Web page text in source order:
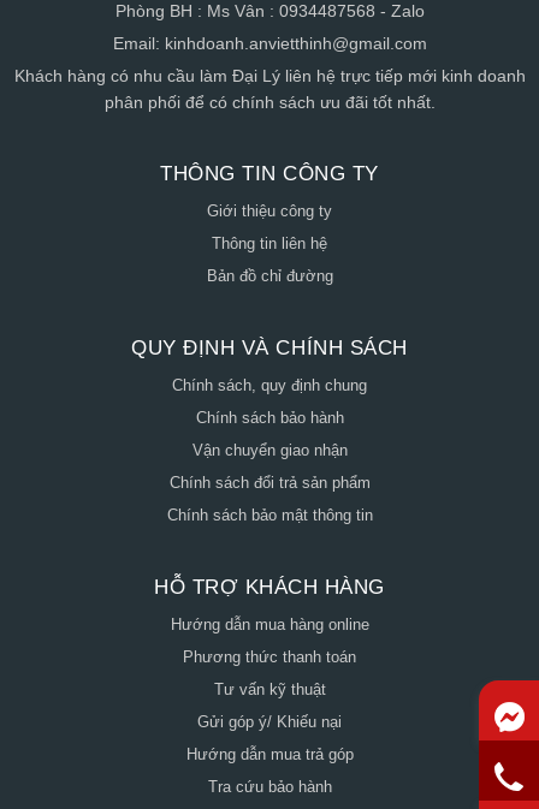
Phòng BH : Ms Vân : 0934487568 - Zalo
Email: kinhdoanh.anvietthinh@gmail.com
Khách hàng có nhu cầu làm Đại Lý liên hệ trực tiếp mới kinh doanh
phân phối để có chính sách ưu đãi tốt nhất.
THÔNG TIN CÔNG TY
Giới thiệu công ty
Thông tin liên hệ
Bản đồ chỉ đường
QUY ĐỊNH VÀ CHÍNH SÁCH
Chính sách, quy định chung
Chính sách bảo hành
Vận chuyển giao nhận
Chính sách đổi trả sản phẩm
Chính sách bảo mật thông tin
HỖ TRỢ KHÁCH HÀNG
Hướng dẫn mua hàng online
Phương thức thanh toán
Tư vấn kỹ thuật
Gửi góp ý/ Khiếu nại
Hướng dẫn mua trả góp
Tra cứu bảo hành